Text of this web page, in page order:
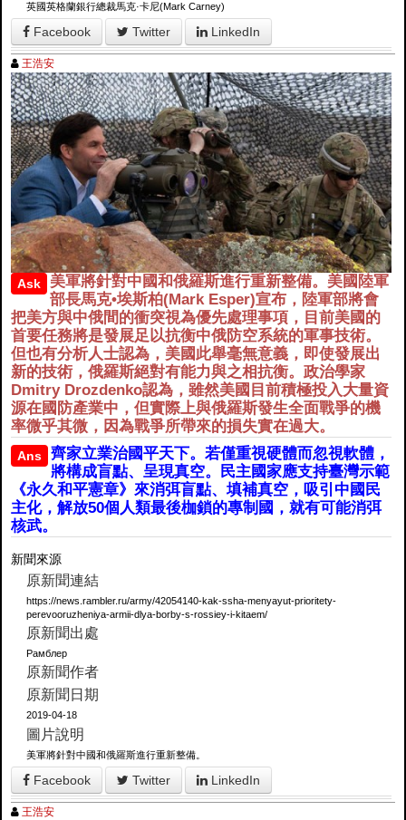
英國英格蘭銀行總裁馬克·卡尼(Mark Carney)
Facebook Twitter LinkedIn
王浩安
Ask
美軍將針對中國和俄羅斯進行重新整備。美國陸軍
部長馬克•埃斯柏(Mark Esper)宣布，陸軍部將會
把美方與中俄間的衝突視為優先處理事項，目前美國的
首要任務將是發展足以抗衡中俄防空系統的軍事技術。
但也有分析人士認為，美國此舉毫無意義，即使發展出
新的技術，俄羅斯絕對有能力與之相抗衡。政治學家
Dmitry Drozdenko認為，雖然美國目前積極投入大量資
源在國防產業中，但實際上與俄羅斯發生全面戰爭的機
率微乎其微，因為戰爭所帶來的損失實在過大。
Ans
齊家立業治國平天下。若僅重視硬體而忽視軟體，
將構成盲點、呈現真空。民主國家應支持臺灣示範
《永久和平憲章》來消弭盲點、填補真空，吸引中國民
主化，解放50個人類最後枷鎖的專制國，就有可能消弭
核武。
新聞來源
原新聞連結
https://news.rambler.ru/army/42054140-kak-ssha-menyayut-prioritety-
perevooruzheniya-armii-dlya-borby-s-rossiey-i-kitaem/
原新聞出處
Рамблер
原新聞作者
原新聞日期
2019-04-18
圖片說明
美軍將針對中國和俄羅斯進行重新整備。
Facebook Twitter LinkedIn
王浩安